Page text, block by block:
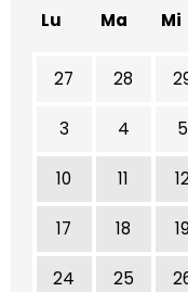
Lu
Ma Mi
No hay ninguna
27 28
3 4 5
10 11
17 18 19
24 25